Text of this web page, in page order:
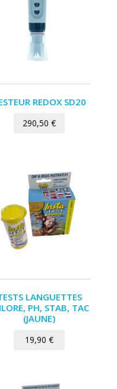
REDOX SD20
290,50€
LANGUETTES
PH, STAB, TAC
(JAUNE)
19,90€